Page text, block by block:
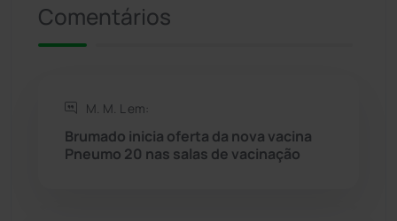
Rio de Contas
Rio do Pires
Comentários
M. M. L em:
Brumado inicia oferta da nova vacina
Pneumo 20 nas salas de vacinação